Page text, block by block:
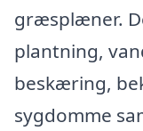
græsplæner.
plantning,
beskæring,
sygdomme